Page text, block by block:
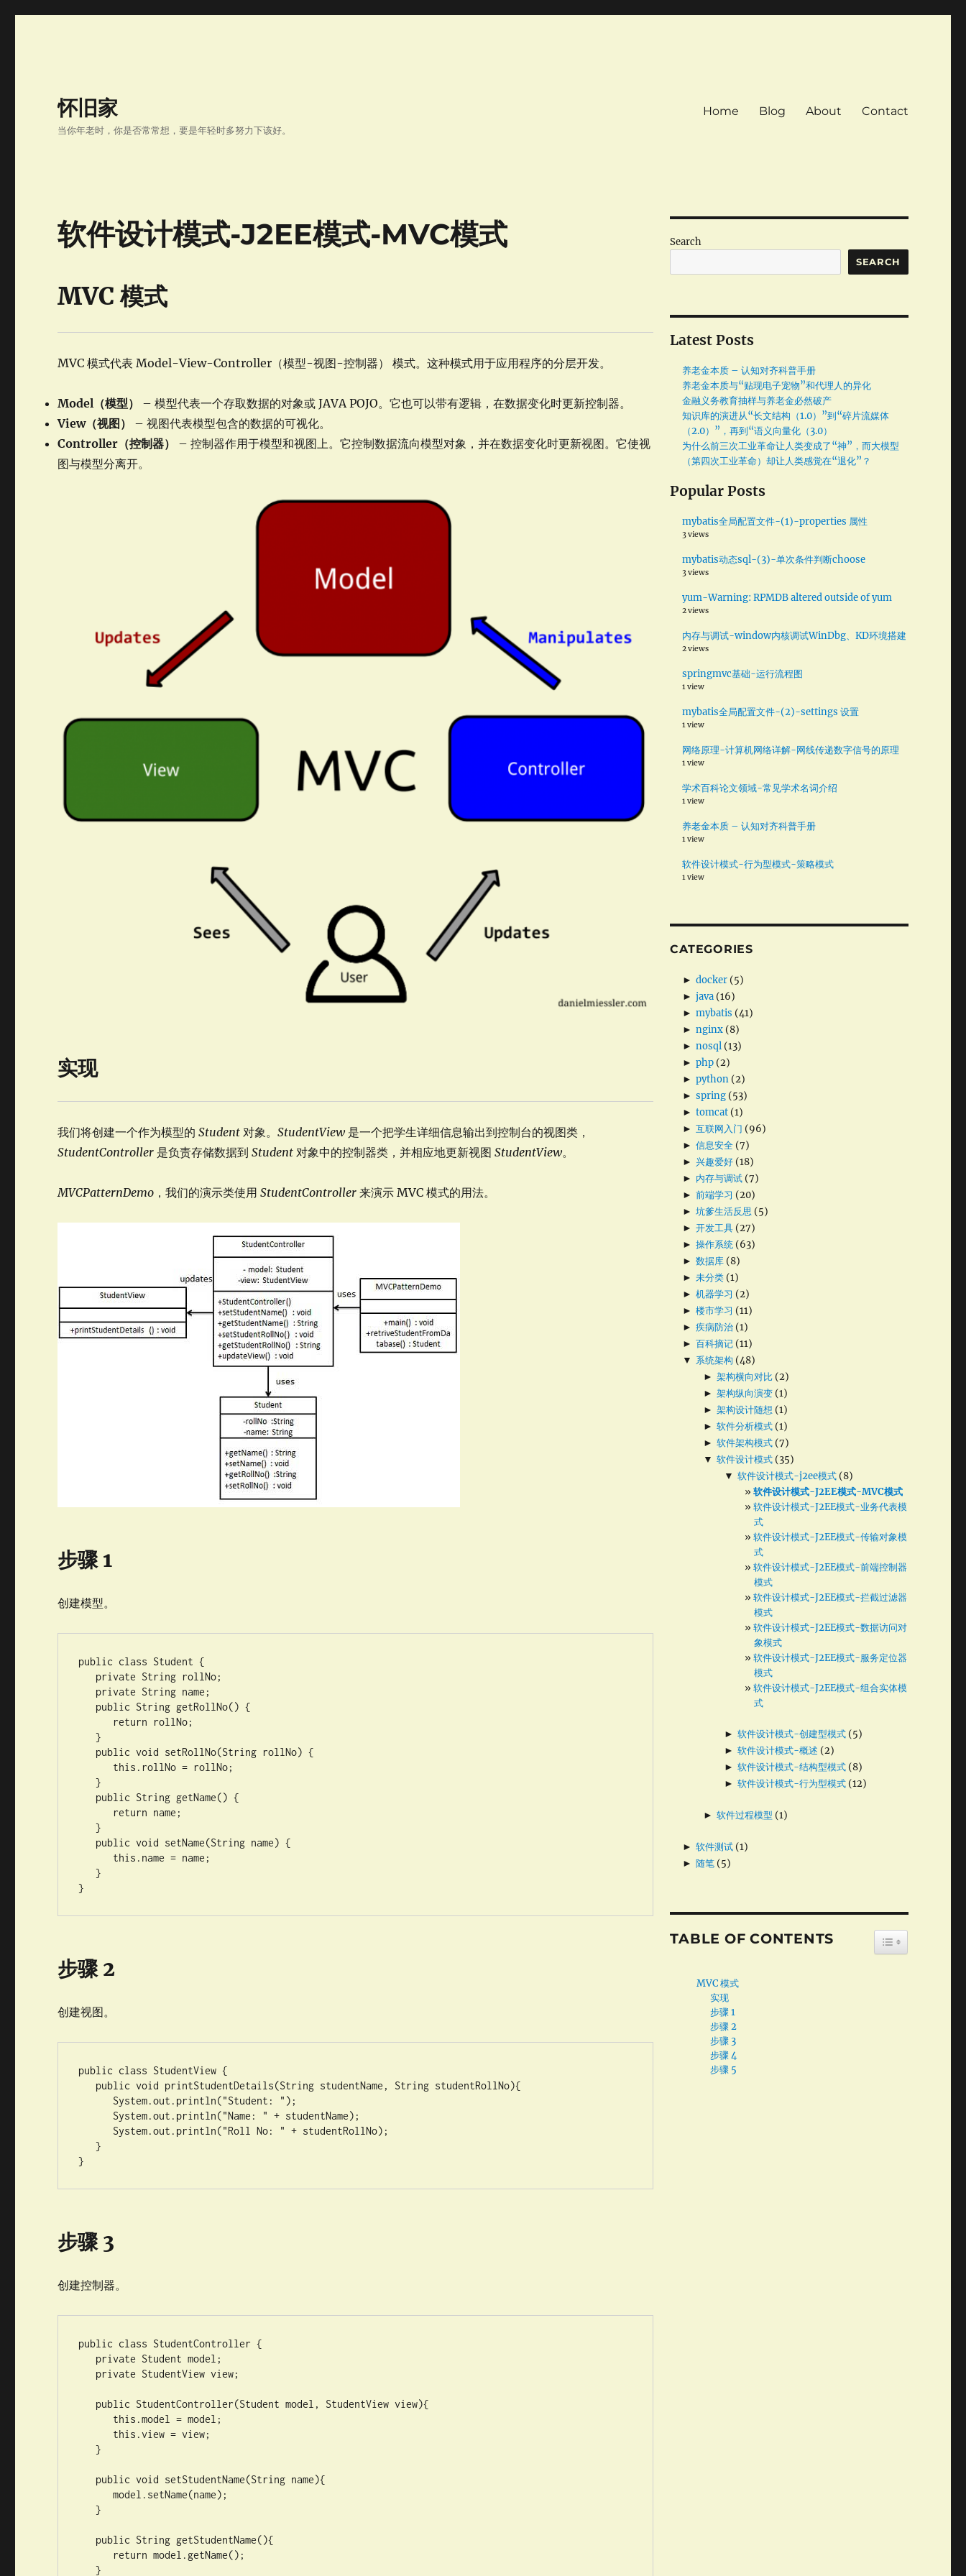
怀旧家
当你年老时，你是否常常想，要是年轻时多努力下该好。
Home Blog About Contact
软件设计模式-J2EE模式-MVC模式
MVC 模式
MVC 模式代表 Model-View-Controller（模型-视图-控制器） 模式。这种模式用于应用程序的分层开发。
Model（模型）
– 模型代表一个存取数据的对象或 JAVA POJO。它也可以带有逻辑，在数据变化时更新控制器。
View（视图）
– 视图代表模型包含的数据的可视化。
Controller（控制器）
– 控制器作用于模型和视图上。它控制数据流向模型对象，并在数据变化时更新视图。它使视
图与模型分离开。
实现
我们将创建一个作为模型的Student 对象。StudentView是一个把学生详细信息输出到控制台的视图类，
StudentController 是负责存储数据到Student 对象中的控制器类，并相应地更新视图StudentView。
MVCPatternDemo ，我们的演示类使用StudentController 来演示 MVC 模式的用法。
步骤 1
创建模型。
public class Student {
   }
   }
   }
   }
}
步骤 2
创建视图。
public class StudentView {
   }
}
步骤 3
创建控制器。
public class StudentController {
   }
      model.setName(name);
   }
   }
Search
SEARCH
Latest Posts
养老金本质 – 认知对齐科普手册
养老金本质与“贴现电子宠物”和代理人的异化
金融义务教育抽样与养老金必然破产
知识库的演进从“长文结构（1.0）”到“碎片流媒体
（2.0）”，再到“语义向量化（3.0）
为什么前三次工业革命让人类变成了“神”，而大模型
（第四次工业革命）却让人类感觉在“退化”？
Popular Posts
mybatis全局配置文件-(1)-properties 属性
3 views
mybatis动态sql-(3)-单次条件判断choose
3 views
yum-Warning: RPMDB altered outside of yum
2 views
内存与调试-window内核调试WinDbg、KD环境搭建
2 views
springmvc基础-运行流程图
1 view
mybatis全局配置文件-(2)-settings 设置
1 view
网络原理-计算机网络详解-网线传递数字信号的原理
1 view
学术百科论文领域-常见学术名词介绍
1 view
养老金本质 – 认知对齐科普手册
1 view
软件设计模式-行为型模式-策略模式
1 view
CATEGORIES
► docker(5)
► java(16)
► mybatis (41)
► nginx(8)
► nosql(13)
► php(2)
► python(2)
► spring(53)
► tomcat(1)
► 互联网入门 (96)
► 信息安全(7)
► 兴趣爱好(18)
► 内存与调试(7)
► 前端学习 (20)
► 坑爹生活反思 (5)
► 开发工具(27)
► 操作系统(63)
► 数据库(8)
► 未分类(1)
► 机器学习 (2)
► 楼市学习 (11)
► 疾病防治(1)
► 百科摘记(11)
▼ 系统架构 (48)
► 架构横向对比(2)
► 架构纵向演变(1)
► 架构设计随想 (1)
► 软件分析模式(1)
► 软件架构模式(7)
▼ 软件设计模式(35)
▼ 软件设计模式-j2ee模式 (8)
软件设计模式-J2EE模式-MVC模式
软件设计模式-J2EE模式-业务代表模
式
软件设计模式-J2EE模式-传输对象模
式
软件设计模式-J2EE模式-前端控制器
模式
软件设计模式-J2EE模式-拦截过滤器
模式
软件设计模式-J2EE模式-数据访问对
象模式
软件设计模式-J2EE模式-服务定位器
模式
软件设计模式-J2EE模式-组合实体模
式
► 软件设计模式-创建型模式 (5)
► 软件设计模式-概述 (2)
► 软件设计模式-结构型模式 (8)
► 软件设计模式-行为型模式 (12)
► 软件过程模型 (1)
► 软件测试(1)
► 随笔(5)
TABLE OF CONTENTS TOGGLE
MVC 模式
实现
步骤 1
步骤 2
步骤 3
步骤 4
步骤 5